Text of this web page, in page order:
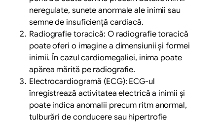
neregulate, sunete anormale ale inimii sau
semne de insuficiență cardiacă.
Radiografie toracică: O radiografie toracică
poate oferi o imagine a dimensiunii și formei
inimii. În cazul cardiomegaliei, inima poate
apărea mărită pe radiografie.
Electrocardiogramă (ECG): ECG-ul
înregistrează activitatea electrică a inimii și
poate indica anomalii precum ritm anormal,
tulburări de conducere sau hipertrofie